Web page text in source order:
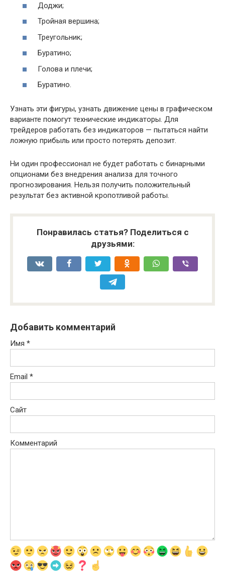
Доджи;
Тройная вершина;
Треугольник;
Буратино;
Голова и плечи;
Буратино.
Узнать эти фигуры, узнать движение цены в графическом
варианте помогут технические индикаторы. Для
трейдеров работать без индикаторов — пытаться найти
ложную прибыль или просто потерять депозит.
Ни один профессионал не будет работать с бинарными
опционами без внедрения анализа для точного
прогнозирования. Нельзя получить положительный
результат без активной кропотливой работы.
Понравилась статья? Поделиться с
друзьями:
Добавить комментарий
Имя *
Email *
Сайт
Комментарий